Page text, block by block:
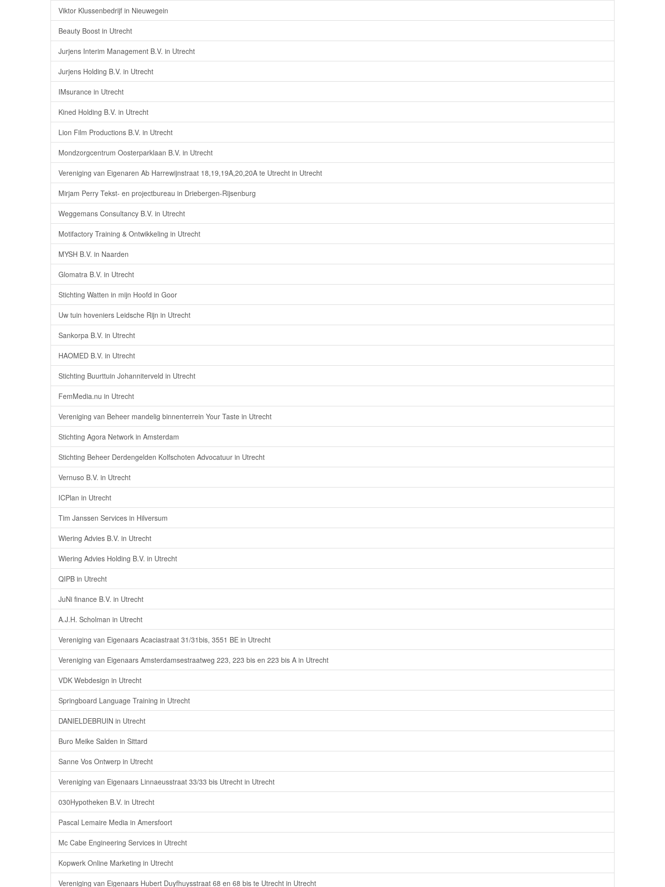
Viktor Klussenbedrijf in Nieuwegein
Beauty Boost in Utrecht
Jurjens Interim Management B.V. in Utrecht
Jurjens Holding B.V. in Utrecht
IMsurance in Utrecht
Kined Holding B.V. in Utrecht
Lion Film Productions B.V. in Utrecht
Mondzorgcentrum Oosterparklaan B.V. in Utrecht
Vereniging van Eigenaren Ab Harrewijnstraat 18,19,19A,20,20A te Utrecht in Utrecht
Mirjam Perry Tekst- en projectbureau in Driebergen-Rijsenburg
Weggemans Consultancy B.V. in Utrecht
Motifactory Training & Ontwikkeling in Utrecht
MYSH B.V. in Naarden
Glomatra B.V. in Utrecht
Stichting Watten in mijn Hoofd in Goor
Uw tuin hoveniers Leidsche Rijn in Utrecht
Sankorpa B.V. in Utrecht
HAOMED B.V. in Utrecht
Stichting Buurttuin Johanniterveld in Utrecht
FemMedia.nu in Utrecht
Vereniging van Beheer mandelig binnenterrein Your Taste in Utrecht
Stichting Agora Network in Amsterdam
Stichting Beheer Derdengelden Kolfschoten Advocatuur in Utrecht
Vernuso B.V. in Utrecht
ICPlan in Utrecht
Tim Janssen Services in Hilversum
Wiering Advies B.V. in Utrecht
Wiering Advies Holding B.V. in Utrecht
QIPB in Utrecht
JuNi finance B.V. in Utrecht
A.J.H. Scholman in Utrecht
Vereniging van Eigenaars Acaciastraat 31/31bis, 3551 BE in Utrecht
Vereniging van Eigenaars Amsterdamsestraatweg 223, 223 bis en 223 bis A in Utrecht
VDK Webdesign in Utrecht
Springboard Language Training in Utrecht
DANIELDEBRUIN in Utrecht
Buro Meike Salden in Sittard
Sanne Vos Ontwerp in Utrecht
Vereniging van Eigenaars Linnaeusstraat 33/33 bis Utrecht in Utrecht
030Hypotheken B.V. in Utrecht
Pascal Lemaire Media in Amersfoort
Mc Cabe Engineering Services in Utrecht
Kopwerk Online Marketing in Utrecht
Vereniging van Eigenaars Hubert Duyfhuysstraat 68 en 68 bis te Utrecht in Utrecht